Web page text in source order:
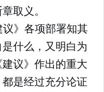
取义。
》各项部署知其
什么，又明白为
议》作出的重大
是经过充分论证